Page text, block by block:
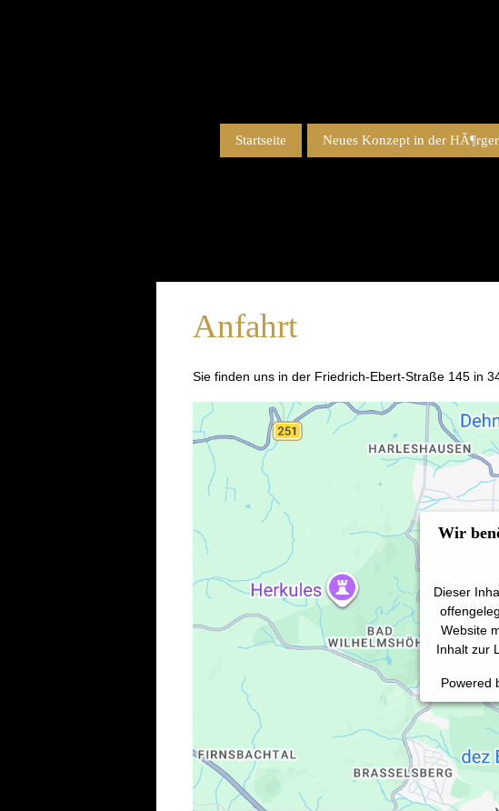
Startseite Neues Konzept in der
Anfahrt
Sie finden uns in der Friedrich-Ebert-Straße 145 in
Wir
Dieser
Website
Inhalt zur
Powered